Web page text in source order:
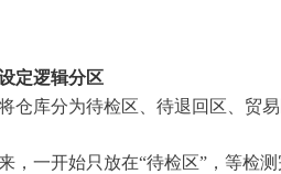
定逻辑分区
仓库分为待检区、待退回区、贸
，一开始只放在“待检区”，等检